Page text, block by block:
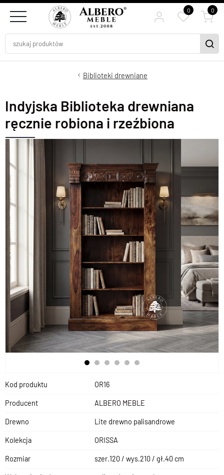
0 0
Biblioteki drewniane
Indyjska Biblioteka drewniana
ręcznie robiona i rzeźbiona
Kod produktu OR16
Producent ALBERO MEBLE
Drewno Lite drewno palisandrowe
Kolekcja ORISSA
Rozmiar szer.120 / wys.210 / gł.40 cm